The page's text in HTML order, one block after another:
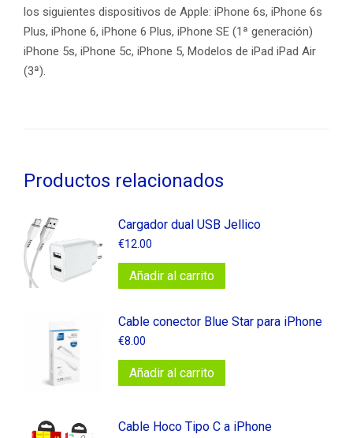
los siguientes dispositivos de Apple: iPhone 6s, iPhone 6s
Plus, iPhone 6, iPhone 6 Plus, iPhone SE (1ª generación)
iPhone 5s, iPhone 5c, iPhone 5, Modelos de iPad iPad Air
(3ª).
Productos relacionados
Cargador dual USB Jellico
€12.00
Añadir al carrito
Cable conector Blue Star para iPhone
€8.00
Añadir al carrito
Cable Hoco Tipo C a iPhone